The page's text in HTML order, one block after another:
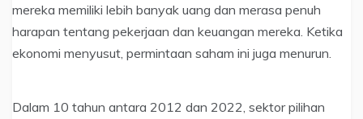
mereka memiliki lebih banyak uang dan merasa penuh
harapan tentang pekerjaan dan keuangan mereka. Ketika
ekonomi menyusut, permintaan saham ini juga menurun.
Dalam 10 tahun antara 2012 dan 2022, sektor pilihan